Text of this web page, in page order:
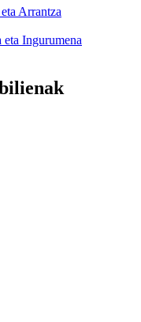
Arrantza
eta Ingurumena